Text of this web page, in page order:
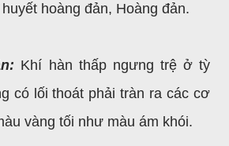
hoàng đản, Hoàng đản.
Khí hàn thấp ngưng trệ ở tỳ
có lối thoát phải tràn ra các cơ
vàng tối như màu ám khói.